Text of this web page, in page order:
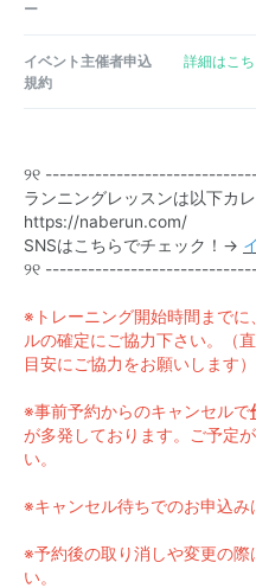
ー
イベント主催者申込
規約
詳細はこち
୨୧
ランニングレッスンは以下カ
https://naberun.com/
SNSはこちらでチェック！→
୨୧
※トレーニング開始時間まで
ルの確定にご協力下さい。（
目安にご協力をお願いします）
※事前予約からのキャンセルで
が多発しております。ご予定
い。
※キャンセル待ちでのお申込み
※予約後の取り消しや変更の際
い。